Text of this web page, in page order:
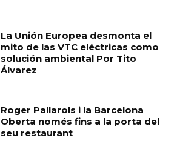
La Unión Europea desmonta el
mito de las VTC eléctricas como
solución ambiental Por Tito
Álvarez
Roger Pallarols i la Barcelona
Oberta només fins a la porta del
seu restaurant